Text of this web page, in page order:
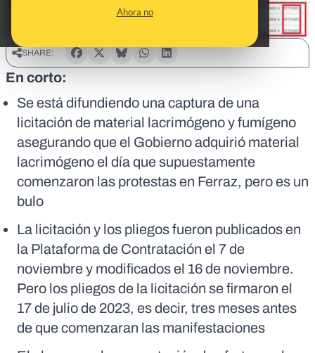
Ahora no
SHARE:
En corto:
Se está difundiendo una captura de una
licitación de material lacrimógeno y fumígeno
asegurando que el Gobierno adquirió material
lacrimógeno el día que supuestamente
comenzaron las protestas en Ferraz, pero es un
bulo
La licitación y los pliegos fueron publicados en
la Plataforma de Contratación el 7 de
noviembre y modificados el 16 de noviembre.
Pero los pliegos de la licitación se firmaron el
17 de julio de 2023, es decir, tres meses antes
de que comenzaran las manifestaciones